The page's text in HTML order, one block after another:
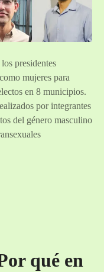
presidentes
mujeres para
en 8 municipios.
por integrantes
del género masculino
qué en